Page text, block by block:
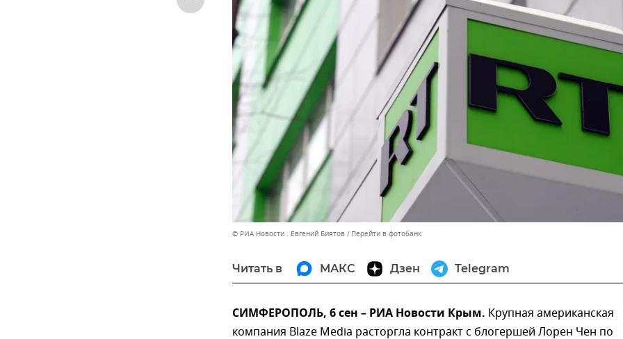
© РИА Новости . Евгений Биятов Перейти в фотобанк
Читать в МАКС Дзен Telegram
СИМФЕРОПОЛЬ, 6 сен – РИА Новости Крым. Крупная американская
компания Blaze Media расторгла контракт с блогершей Лорен Чен по